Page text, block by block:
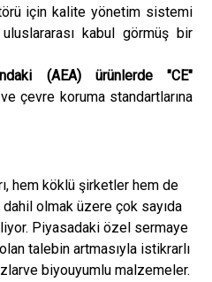
için kalite yönetim sistemi
kabul görmüş bir
(AEA) ürünlerde "CE"
çevre koruma standartlarına
hem köklü şirketler hem de
olmak üzere çok sayıda
Piyasadaki özel sermaye
talebin artmasıyla istikrarlı
ve biyouyumlu malzemeler.